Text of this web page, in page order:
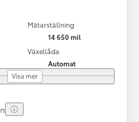
Mätarställning
14 650 mil
Växellåda
Automat
Visa mer